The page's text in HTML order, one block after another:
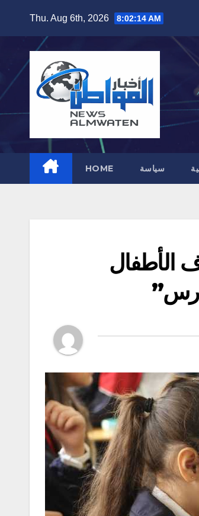
Thu. Aug 6th, 2026 8:02:16 AM
HOME سياسة
الأطفال